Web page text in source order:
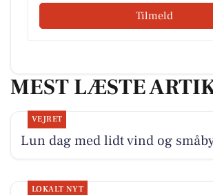
Tilmeld
MEST LÆSTE
VEJRET
Lun dag med lidt vind og
LOKALT NYT